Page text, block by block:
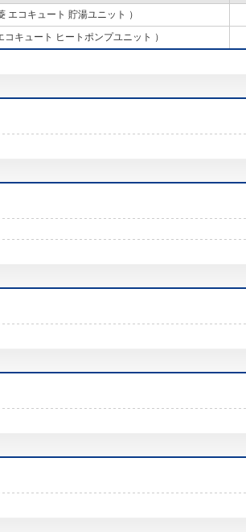
エコキュート 貯湯ユニット ）
コキュート ヒートポンプユニット ）